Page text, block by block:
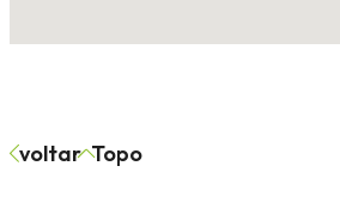
voltar Topo